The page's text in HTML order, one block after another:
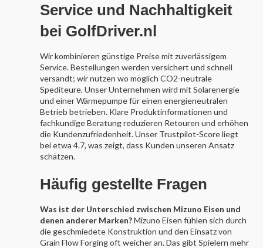
Service und Nachhaltigkeit
bei GolfDriver.nl
Wir kombinieren günstige Preise mit zuverlässigem
Service. Bestellungen werden versichert und schnell
versandt; wir nutzen wo möglich CO2-neutrale
Spediteure. Unser Unternehmen wird mit Solarenergie
und einer Wärmepumpe für einen energieneutralen
Betrieb betrieben. Klare Produktinformationen und
fachkundige Beratung reduzieren Retouren und erhöhen
die Kundenzufriedenheit. Unser Trustpilot-Score liegt
bei etwa 4.7, was zeigt, dass Kunden unseren Ansatz
schätzen.
Häufig gestellte Fragen
Was ist der Unterschied zwischen Mizuno Eisen und
denen anderer Marken?Mizuno Eisen fühlen sich durch
die geschmiedete Konstruktion und den Einsatz von
Grain Flow Forging oft weicher an. Das gibt Spielern mehr